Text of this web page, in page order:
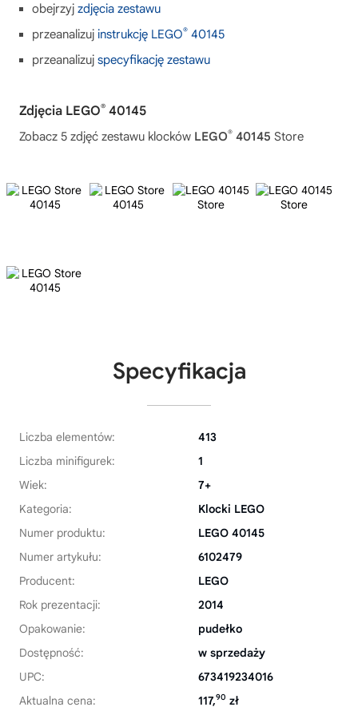
obejrzyj zdjęcia zestawu
przeanalizuj instrukcję LEGO® 40145
przeanalizuj specyfikację zestawu
Zdjęcia LEGO® 40145
Zobacz 5 zdjęć zestawu klocków LEGO® 40145 Store
Specyfikacja
Liczba elementów:
413
Liczba minifigurek:
1
Wiek:
7+
Kategoria:
Klocki LEGO
Numer produktu:
LEGO 40145
Numer artykułu:
6102479
Producent:
LEGO
Rok prezentacji:
2014
Opakowanie:
pudełko
Dostępność:
w sprzedaży
UPC:
673419234016
Aktualna cena:
117,90 zł